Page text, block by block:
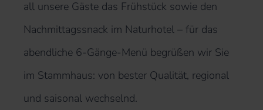
all unsere Gäste das Frühstück sowie den
Nachmittagssnack im Naturhotel – für das
abendliche 6-Gänge-Menü begrüßen wir Sie
im Stammhaus: von bester Qualität, regional
und saisonal wechselnd.